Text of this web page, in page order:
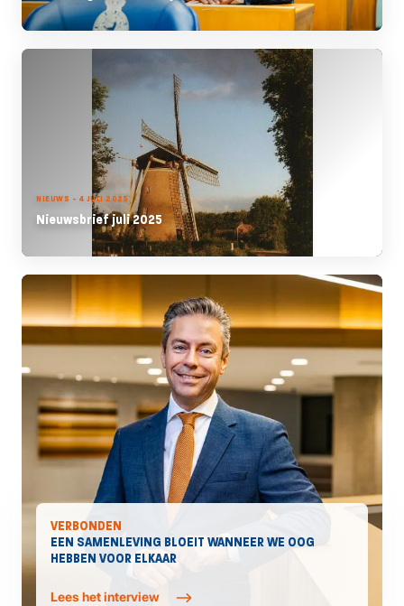
NIEUWS - 4 JULI 2025
Nieuwsbrief juli 2025
VERBONDEN
EEN SAMENLEVING BLOEIT WANNEER WE OOG
HEBBEN VOOR ELKAAR
Lees het interview